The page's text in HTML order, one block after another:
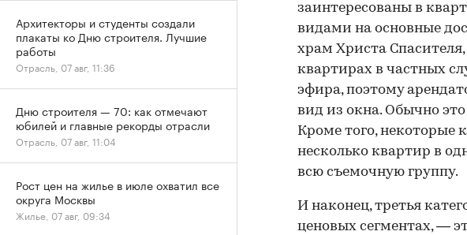
00:00 / 00:00
заинтересованы в
видами на основные
храм Христа
квартирах в частных
эфира, поэтому
вид из окна. Обычно
Кроме того, некоторые
несколько квартир в
всю съемочную группу.
И наконец, третья
ценовых сегментах, —
Архитекторы и студенты создали
плакаты ко Дню строителя. Лучшие
работы
Отрасль, 07 авг, 11:36
Дню строителя — 70: как отмечают
юбилей и главные рекорды отрасли
Отрасль, 07 авг, 11:04
Рост цен на жилье в июле охватил все
округа Москвы
Жилье, 07 авг, 09:34